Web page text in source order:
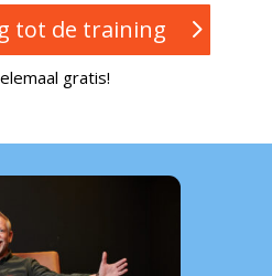
tot de training
gratis!